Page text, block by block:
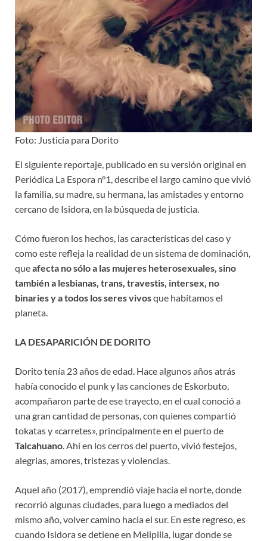
Foto: Justicia para Dorito
El siguiente reportaje, publicado en su versión original en
Periódica La Espora n°1, describe el largo camino que vivió
la familia, su madre, su hermana, las amistades y entorno
cercano de Isidora, en la búsqueda de justicia.
Cómo fueron los hechos, las características del caso y
como este refleja la realidad de un sistema de dominación,
queafecta no sólo a las mujeres heterosexuales, sino
también a lesbianas, trans, travestis, intersex, no
binaries y a todos los seres vivosque habitamos el
planeta.
LA DESAPARICIÓN DE DORITO
Dorito tenía 23 años de edad. Hace algunos años atrás
había conocido el punk y las canciones de Eskorbuto,
acompañaron parte de ese trayecto, en el cual conoció a
una gran cantidad de personas, con quienes compartió
tokatas y «carretes», principalmente en el puerto de
Talcahuano. Ahí en los cerros del puerto, vivió festejos,
alegrias, amores, tristezas y violencias.
Aquel año (2017), emprendió viaje hacia el norte, donde
recorrió algunas ciudades, para luego a mediados del
mismo año, volver camino hacia el sur. En este regreso, es
cuando Isidora se detiene en Melipilla, lugar donde se